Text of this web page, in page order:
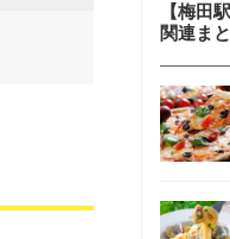
【梅田
関連ま